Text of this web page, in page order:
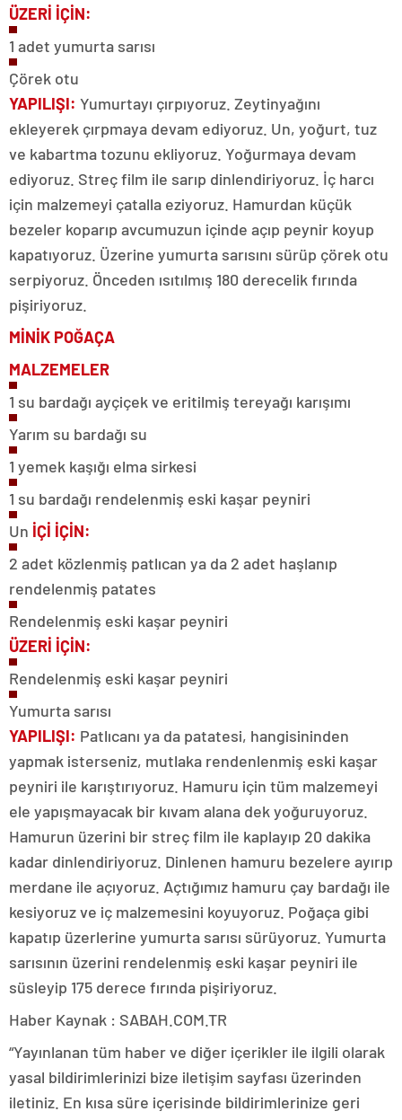
ÜZERİ İÇİN:
1 adet yumurta sarısı
Çörek otu
YAPILIŞI: Yumurtayı çırpıyoruz. Zeytinyağını
ekleyerek çırpmaya devam ediyoruz. Un, yoğurt, tuz
ve kabartma tozunu ekliyoruz. Yoğurmaya devam
ediyoruz. Streç film ile sarıp dinlendiriyoruz. İç harcı
için malzemeyi çatalla eziyoruz. Hamurdan küçük
bezeler koparıp avcumuzun içinde açıp peynir koyup
kapatıyoruz. Üzerine yumurta sarısını sürüp çörek otu
serpiyoruz. Önceden ısıtılmış 180 derecelik fırında
pişiriyoruz.
MİNİK POĞAÇA
MALZEMELER
1 su bardağı ayçiçek ve eritilmiş tereyağı karışımı
Yarım su bardağı su
1 yemek kaşığı elma sirkesi
1 su bardağı rendelenmiş eski kaşar peyniri
Un İÇİ İÇİN:
2 adet közlenmiş patlıcan ya da 2 adet haşlanıp
rendelenmiş patates
Rendelenmiş eski kaşar peyniri
ÜZERİ İÇİN:
Rendelenmiş eski kaşar peyniri
Yumurta sarısı
YAPILIŞI: Patlıcanı ya da patatesi, hangisininden
yapmak isterseniz, mutlaka rendenlenmiş eski kaşar
peyniri ile karıştırıyoruz. Hamuru için tüm malzemeyi
ele yapışmayacak bir kıvam alana dek yoğuruyoruz.
Hamurun üzerini bir streç film ile kaplayıp 20 dakika
kadar dinlendiriyoruz. Dinlenen hamuru bezelere ayırıp
merdane ile açıyoruz. Açtığımız hamuru çay bardağı ile
kesiyoruz ve iç malzemesini koyuyoruz. Poğaça gibi
kapatıp üzerlerine yumurta sarısı sürüyoruz. Yumurta
sarısının üzerini rendelenmiş eski kaşar peyniri ile
süsleyip 175 derece fırında pişiriyoruz.
Haber Kaynak : SABAH.COM.TR
“Yayınlanan tüm haber ve diğer içerikler ile ilgili olarak
yasal bildirimlerinizi bize iletişim sayfası üzerinden
iletiniz. En kısa süre içerisinde bildirimlerinize geri